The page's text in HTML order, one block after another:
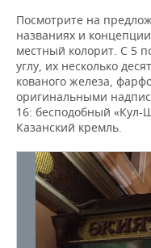
Посмотрите на
названиях и
местный колорит. С 5
углу, их несколько
кованого железа,
оригинальными
16: бесподобный
Казанский кремль.